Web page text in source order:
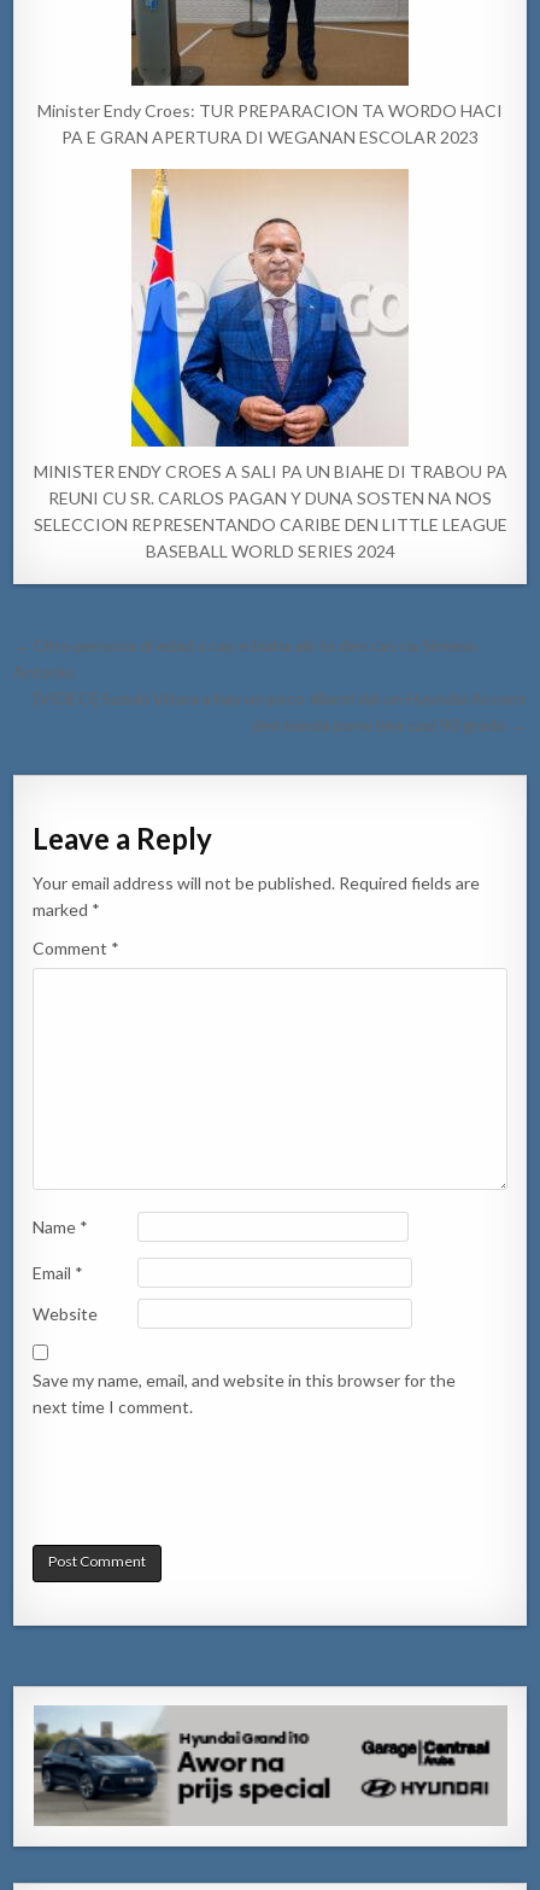
Minister Endy Croes: TUR PREPARACION TA WORDO HACI
PA E GRAN APERTURA DI WEGANAN ESCOLAR 2023
MINISTER ENDY CROES A SALI PA UN BIAHE DI TRABOU PA
REUNI CU SR. CARLOS PAGAN Y DUNA SOSTEN NA NOS
SELECCION REPRESENTANDO CARIBE DEN LITTLE LEAGUE
BASEBALL WORLD SERIES 2024
Post
navigation
← Otro persona di edad a cay e biaha aki ta den cas na Simeon
Antonio
[VIDEO] Suzuki Vitara a bay un poco dilanti dal un Hyundai Accent
den banda pone bira casi 90 grado →
Leave a Reply
Your email address will not be published. Required fields are
marked *
Comment *
Name *
Email *
Website
Save my name, email, and website in this browser for the
next time I comment.